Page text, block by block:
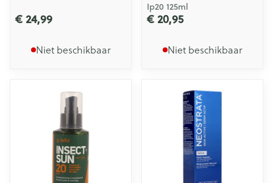
€ 24,99
Niet beschikbaar
Ip20 125ml
€ 20,95
Niet beschikbaar